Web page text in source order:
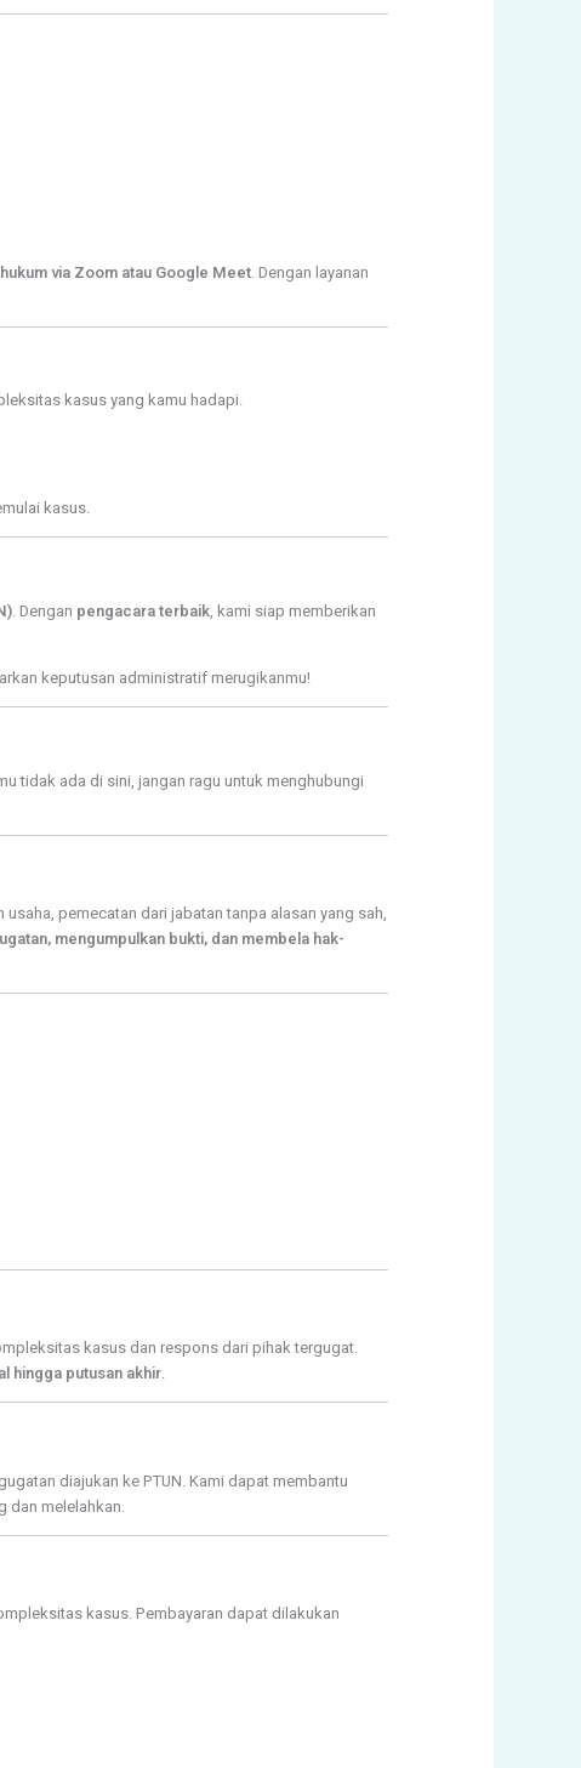
via Zoom atau Google Meet. Dengan layanan
kasus yang kamu hadapi.
kasus.
. Dengan pengacara terbaik, kami siap memberikan
keputusan administratif merugikanmu!
tidak ada di sini, jangan ragu untuk menghubungi
pemecatan dari jabatan tanpa alasan yang sah,
mengumpulkan bukti, dan membela hak-
kasus dan respons dari pihak tergugat.
hingga putusan akhir.
diajukan ke PTUN. Kami dapat membantu
dan melelahkan.
kasus. Pembayaran dapat dilakukan